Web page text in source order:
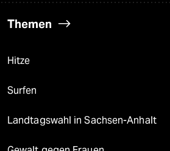
Themen
Hitze
Surfen
Landtagswahl in Sachsen-Anhalt